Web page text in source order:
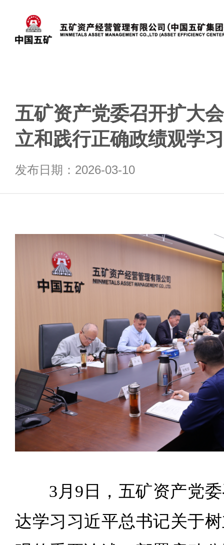
五矿资产党委召开扩大
立和践行正确政绩观学
发布日期：2026-03-10
3月9日，五矿资产党
达学习习近平总书记关于